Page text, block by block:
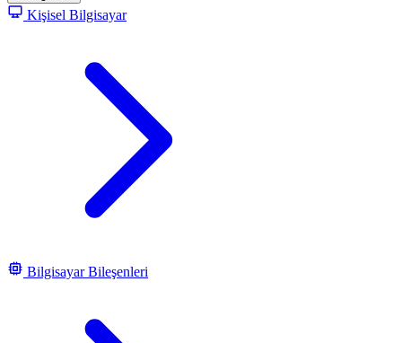
Kişisel Bilgisayar
Bilgisayar Bileşenleri